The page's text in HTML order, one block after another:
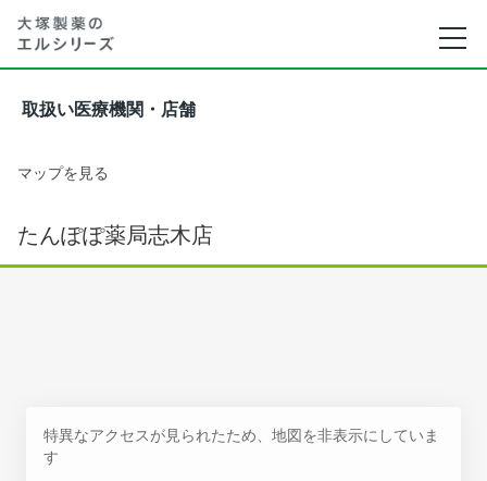
取扱い医療機関・店舗
マップを見る
たんぽぽ薬局志木店
特異なアクセスが見られたため、地図を非表示にしていま
す